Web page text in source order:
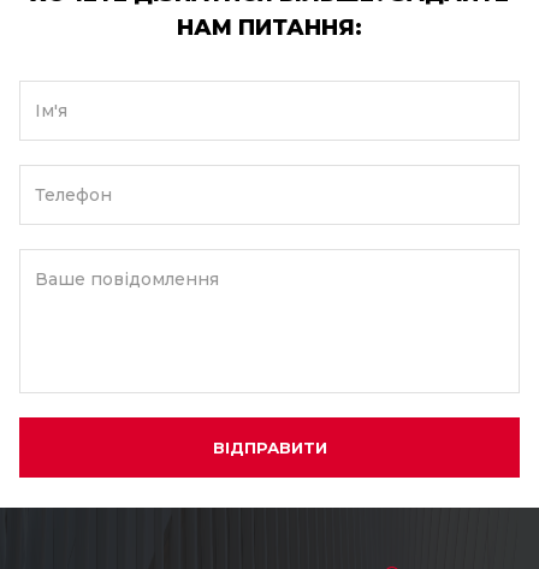
НАМ ПИТАННЯ:
Ім'я
Телефон
Ваше повідомлення
ВІДПРАВИТИ